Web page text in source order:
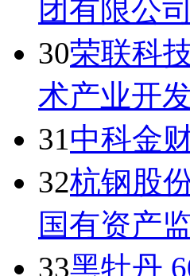
团有限公司
30荣联科
术产业开
31中科金
32杭钢股
国有资产
33黑牡丹